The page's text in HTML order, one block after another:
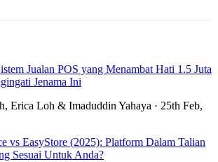
Jualan POS yang Menambat Hati 1.5 Juta
Jenama Ini
Erica Loh & Imaduddin Yahaya · 25th Feb,
vs EasyStore (2025): Platform Dalam Talian
Sesuai Untuk Anda?